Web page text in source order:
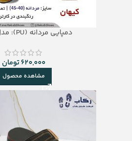
دمپایی مردانه (PU): مدل کیهان
620,000تومان
مشاهده محصول